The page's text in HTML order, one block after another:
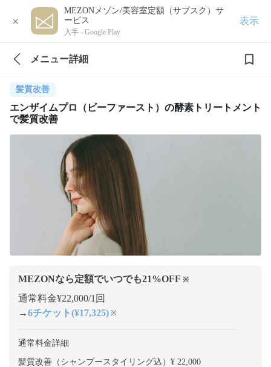
×
MEZONメゾン/美容室定額（サブスク）サ
ービス
入手 - Google Play
表示
メニュー詳細
髪質改善
エンザイムプロ（ビーファースト）の酵素トリートメント
で髪質改善
MEZONなら定額でいつでも21%OFF ※
通常料金¥22,000/1回
→6チケット(¥17,325) ※
通常料金詳細
髪質改善（シャンプースタイリング込）¥ 22,000